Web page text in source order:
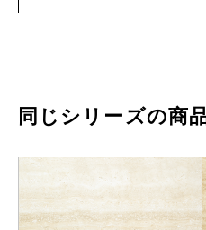
同じシリーズの商